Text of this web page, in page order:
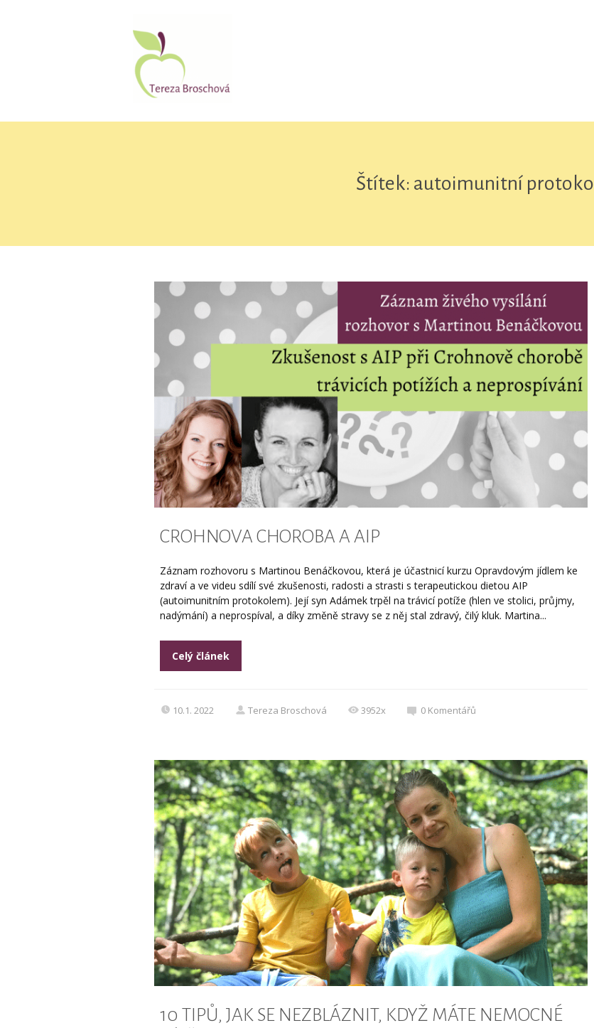
Štítek: autoimunitní protokol
CROHNOVA CHOROBA A AIP
Záznam rozhovoru s Martinou Benáčkovou, která je účastnicí kurzu Opravdovým jídlem ke
zdraví a ve videu sdílí své zkušenosti, radosti a strasti s terapeutickou dietou AIP
(autoimunitním protokolem). Její syn Adámek trpěl na trávicí potíže (hlen ve stolici, průjmy,
nadýmání) a neprospíval, a díky změně stravy se z něj stal zdravý, čilý kluk. Martina...
Celý článek
10.1. 2022 Tereza Broschová 3952x 0 Komentářů
10 TIPŮ, JAK SE NEZBLÁZNIT, KDYŽ MÁTE NEMOCNÉ